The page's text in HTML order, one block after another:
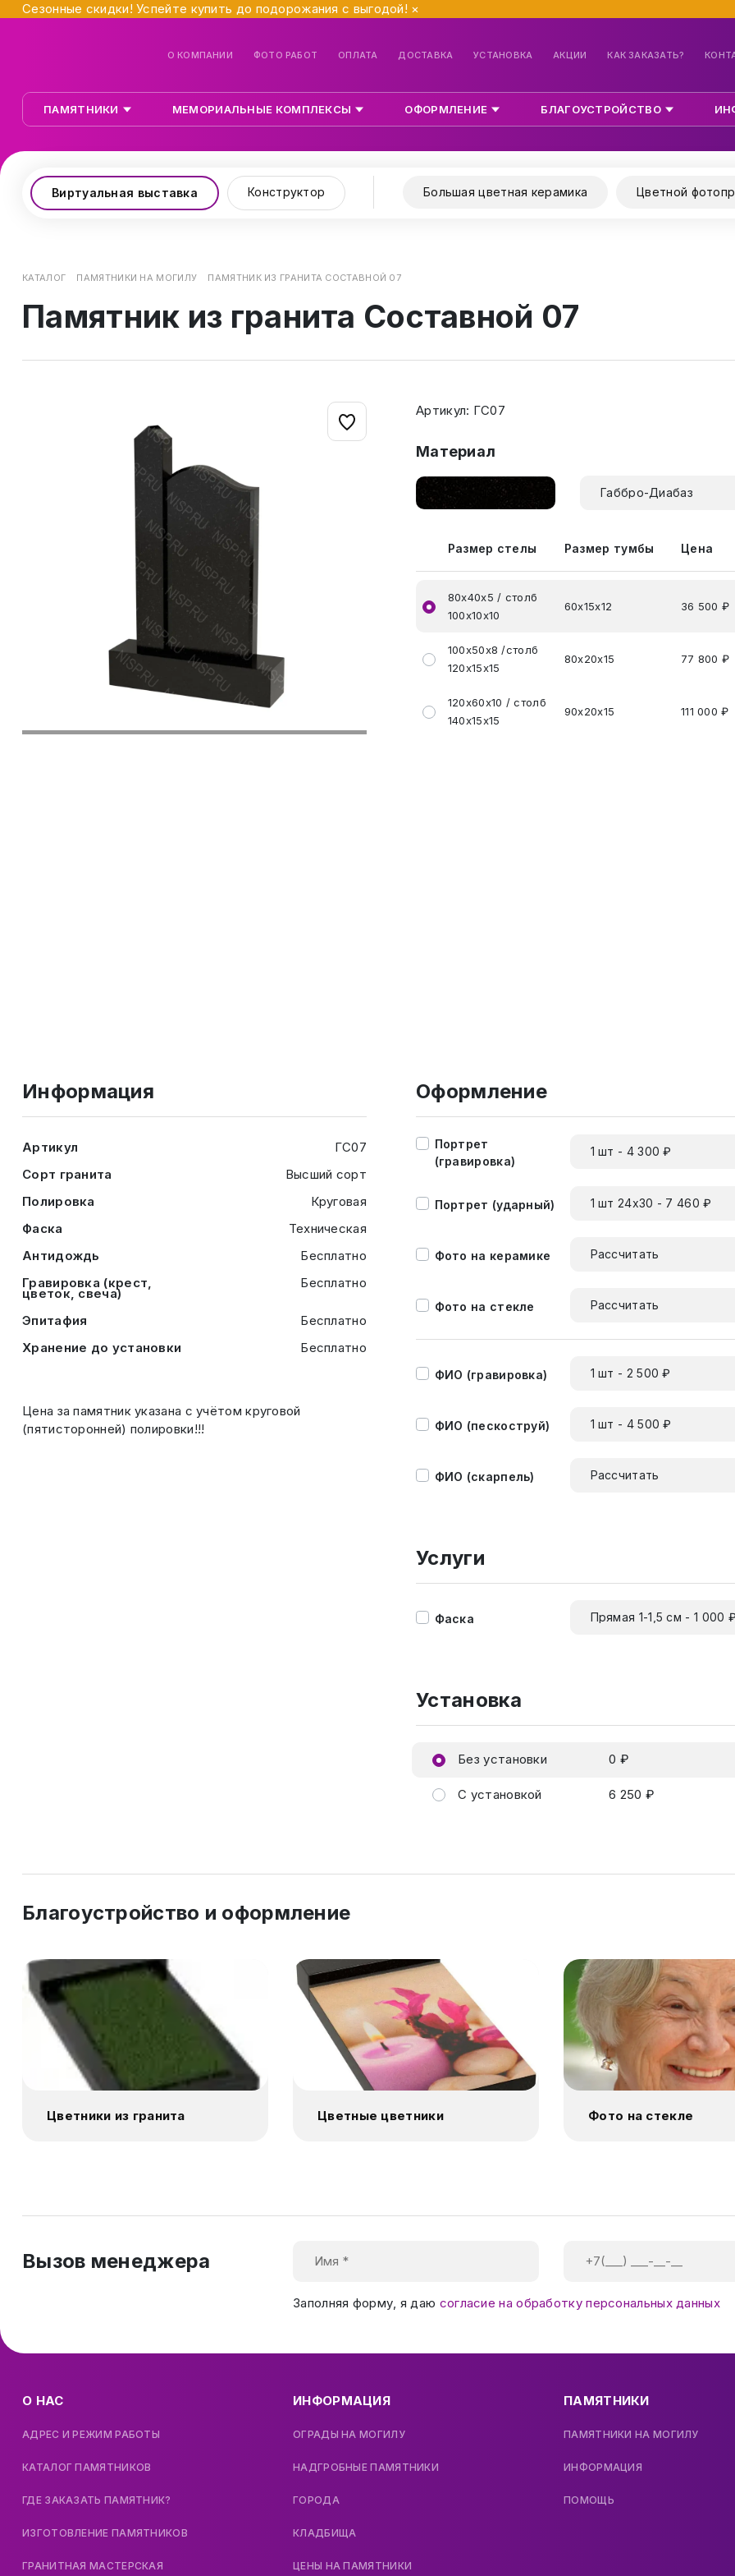
Сезонные скидки! Успейте купить до подорожания с выгодой! ×
О КОМПАНИИ ФОТО РАБОТ ОПЛАТА ДОСТАВКА УСТАНОВКА АКЦИИ КАК ЗАКАЗАТЬ?
ПАМЯТНИКИ МЕМОРИАЛЬНЫЕ КОМПЛЕКСЫ ОФОРМЛЕНИЕ БЛАГОУСТРОЙСТВО
Виртуальная выставка Конструктор Большая цветная керамика Цветной
КАТАЛОГ ПАМЯТНИКИ НА МОГИЛУ ПАМЯТНИК ИЗ ГРАНИТА СОСТАВНОЙ 07
Памятник из гранита Составной 07
Артикул: ГС07
Материал
Габбро-Диабаз
Размер стелы Размер тумбы Цена
80х40х5 / столб
100х10х10
60х15х12 36 500 ₽
100х50х8 /столб
120х15х15
80х20х15 77 800 ₽
120х60х10 / столб
140х15х15
90х20х15 111 000 ₽
Информация
Артикул
ГС07
Сорт гранита
Высший сорт
Полировка
Круговая
Фаска
Техническая
Антидождь
Бесплатно
Гравировка (крест,
цветок, свеча)
Бесплатно
Эпитафия
Бесплатно
Хранение до установки
Бесплатно
Цена за памятник указана с учётом круговой
(пятисторонней) полировки!!!
Оформление
Портрет
(гравировка)
1 шт - 4 300 ₽
Портрет (ударный) 1 шт 24х30 - 7 460 ₽
Фото на керамике Рассчитать
Фото на стекле Рассчитать
ФИО (гравировка) 1 шт - 2 500 ₽
ФИО (пескоструй) 1 шт - 4 500 ₽
ФИО (скарпель) Рассчитать
Услуги
Фаска Прямая 1-1,5 см - 1 000
Установка
Без установки 0 ₽
С установкой 6 250 ₽
Благоустройство и оформление
Цветники из гранита Цветные цветники Фото на стекле
Вызов менеджера
Заполняя форму, я даю согласие на обработку персональных данных
О НАС
АДРЕС И РЕЖИМ РАБОТЫ
КАТАЛОГ ПАМЯТНИКОВ
ГДЕ ЗАКАЗАТЬ ПАМЯТНИК?
ИЗГОТОВЛЕНИЕ ПАМЯТНИКОВ
ГРАНИТНАЯ МАСТЕРСКАЯ
ИНФОРМАЦИЯ
ОГРАДЫ НА МОГИЛУ
НАДГРОБНЫЕ ПАМЯТНИКИ
ГОРОДА
КЛАДБИЩА
ЦЕНЫ НА ПАМЯТНИКИ
ПАМЯТНИКИ
ПАМЯТНИКИ НА МОГИЛУ
ИНФОРМАЦИЯ
ПОМОЩЬ